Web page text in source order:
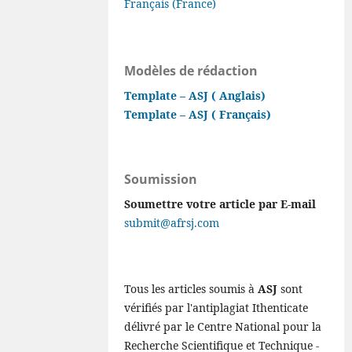
Français (France)
Modèles de rédaction
Template – ASJ ( Anglais)
Template – ASJ ( Français)
Soumission
Soumettre votre article par E-mail
submit@afrsj.com
Tous les articles soumis à ASJ sont
vérifiés par l'antiplagiat Ithenticate
délivré par le Centre National pour la
Recherche Scientifique et Technique -